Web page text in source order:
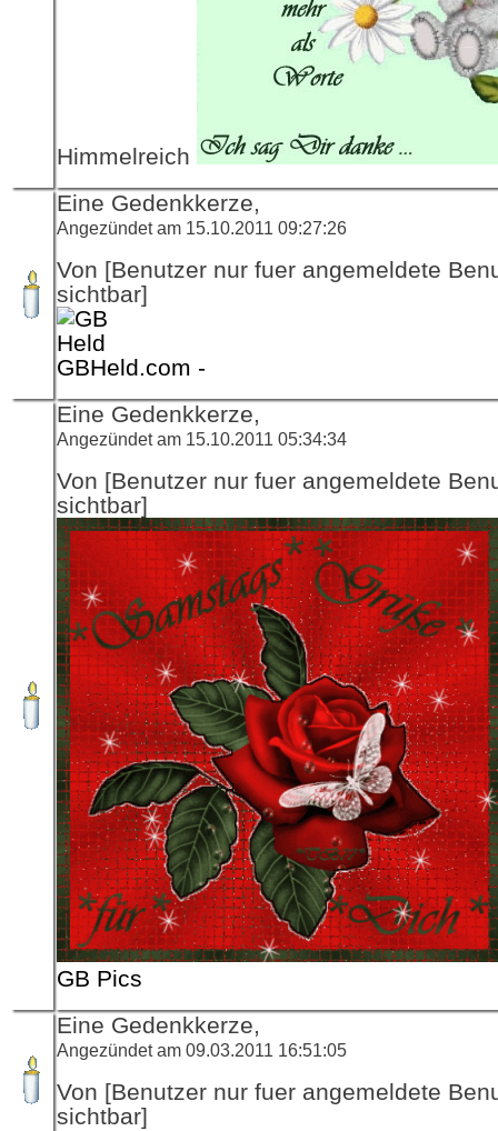
Himmelreich
Eine Gedenkkerze,
Angezündet am 15.10.2011 09:27:26
Von [Benutzer nur fuer angemeldete
sichtbar]
GBHeld.com -
Eine Gedenkkerze,
Angezündet am 15.10.2011 05:34:34
Von [Benutzer nur fuer angemeldete
sichtbar]
GB Pics
Eine Gedenkkerze,
Angezündet am 09.03.2011 16:51:05
Von [Benutzer nur fuer angemeldete
sichtbar]